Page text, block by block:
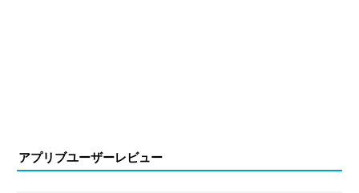
アプリブユーザーレビュー